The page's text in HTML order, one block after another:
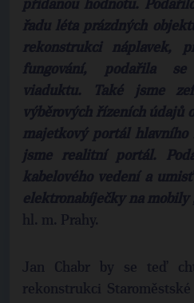
přidanou hodnotu.
řadu léta prázdných
rekonstrukci náplavek,
fungování, podařila
viaduktu. Také jsme
výběrových řízeních údajů
majetkový portál hlavního
jsme realitní portál.
kabelového vedení a
elektronabíječky na mobily
hl. m. Prahy.
Jan Chabr by se teď
rekonstrukci